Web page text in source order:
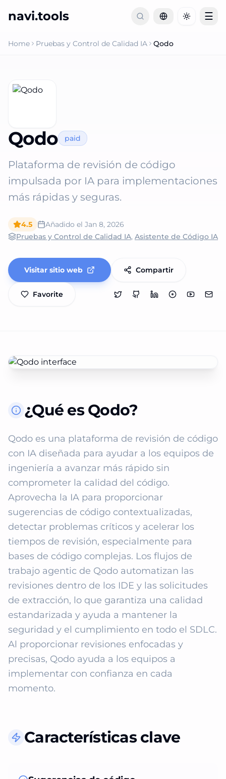
navi.tools Toggle
☰
Home Pruebas y Control de Calidad IA Qodo
Qodo paid
Plataforma de revisión de código
impulsada por IA para implementaciones
más rápidas y seguras.
4.5 Añadido el Jan 8, 2026
Pruebas y Control de Calidad IA, Asistente de Código IA
Visitar sitio web Compartir
Favorite
¿Qué es Qodo?
Qodo es una plataforma de revisión de código
con IA diseñada para ayudar a los equipos de
ingeniería a avanzar más rápido sin
comprometer la calidad del código.
Aprovecha la IA para proporcionar
sugerencias de código contextualizadas,
detectar problemas críticos y acelerar los
tiempos de revisión, especialmente para
bases de código complejas. Los flujos de
trabajo agentic de Qodo automatizan las
revisiones dentro de los IDE y las solicitudes
de extracción, lo que garantiza una calidad
estandarizada y ayuda a mantener la
seguridad y el cumplimiento en todo el SDLC.
Al proporcionar revisiones enfocadas y
precisas, Qodo ayuda a los equipos a
implementar con confianza en cada
momento.
Características clave